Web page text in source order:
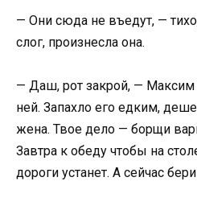
— Они сюда не въедут, —
слог, произнесла она.
— Даш, рот закрой, — Максим
ней. Запахло его едким,
жена. Твое дело — борщи
Завтра к обеду чтобы на
дороги устанет. А сейчас